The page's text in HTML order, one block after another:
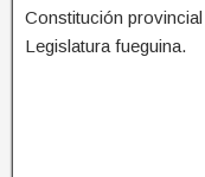
Constitución
Legislatura fueguina.